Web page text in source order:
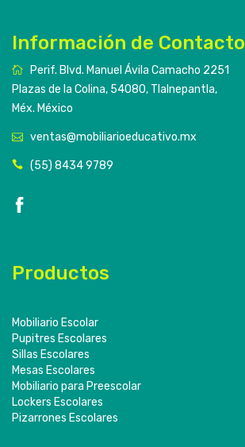
Información de Contacto
Perif. Blvd. Manuel Ávila Camacho 2251
Plazas de la Colina, 54080, Tlalnepantla,
Méx. México
ventas@mobiliarioeducativo.mx
(55) 8434 9789
Productos
Mobiliario Escolar
Pupitres Escolares
Sillas Escolares
Mesas Escolares
Mobiliario para Preescolar
Lockers Escolares
Pizarrones Escolares